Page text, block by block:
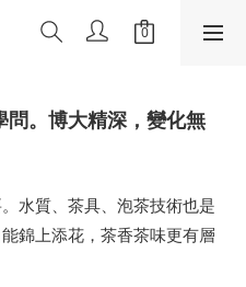
問。博大精深，變化無
水質、茶具、泡茶技術也是
錦上添花，茶香茶味更有層